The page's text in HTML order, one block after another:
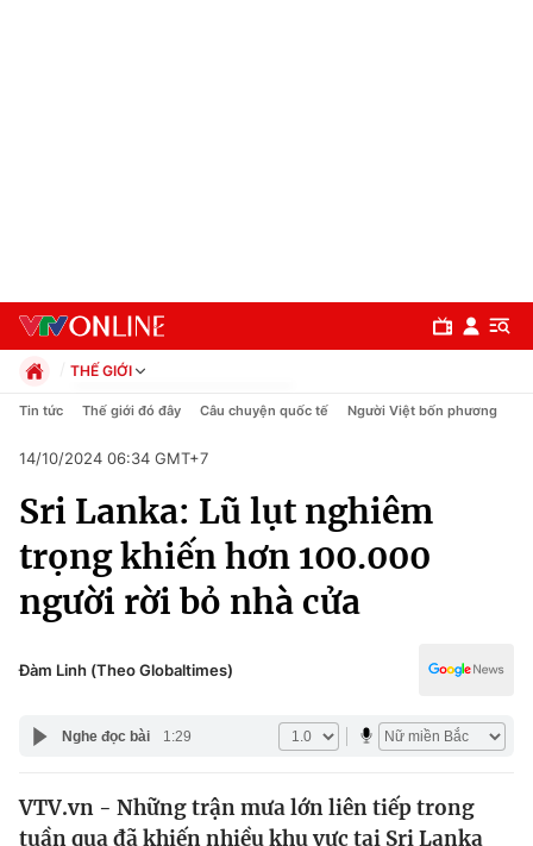
Chuyên mục
Chính trị
Xã hội
Pháp luật
Y tế
Thế giới
THẾ GIỚI
Chính trị
Pháp luật
Kinh tế
Thể thao
Truyền hình
Văn hóa - Giải trí
Công nghệ
Tin tức Thế giới đó đây Câu chuyện quốc tế Người Việt bốn phương
14/10/2024 06:34 GMT+7
Sri Lanka: Lũ lụt nghiêm
trọng khiến hơn 100.000
người rời bỏ nhà cửa
Đàm Linh (Theo Globaltimes)
Nghe đọc bài 1:29
VTV.vn - Những trận mưa lớn liên tiếp trong
tuần qua đã khiến nhiều khu vực tại Sri Lanka